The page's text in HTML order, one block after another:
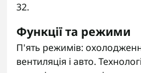
32.
Функції та режими
П'ять режимів:
вентиляція і авто.